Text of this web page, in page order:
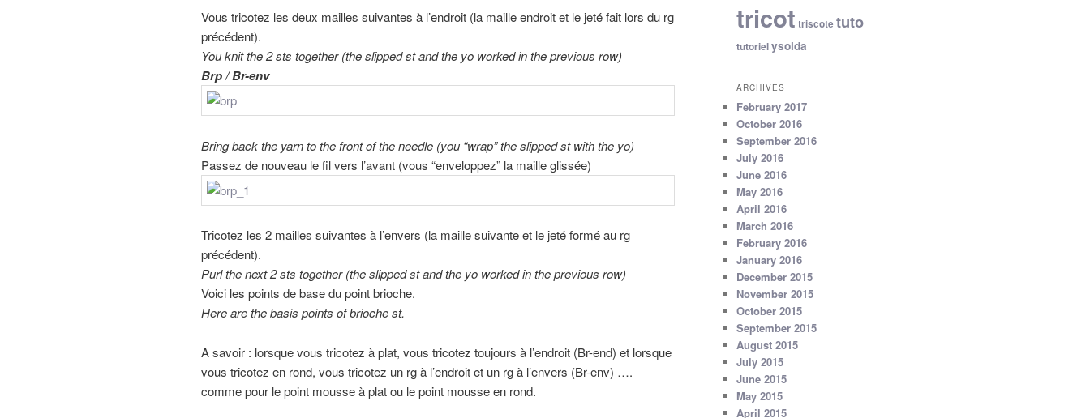
Vous tricotez les deux mailles suivantes à l’endroit (la maille endroit et le jeté fait lors du rg
précédent).
You knit the 2 sts together (the slipped st and the yo worked in the previous row)
Brp / Br-env
Bring back the yarn to the front of the needle (you “wrap” the slipped st with the yo)
Passez de nouveau le fil vers l’avant (vous “enveloppez” la maille glissée)
Tricotez les 2 mailles suivantes à l’envers (la maille suivante et le jeté formé au rg
précédent).
Purl the next 2 sts together (the slipped st and the yo worked in the previous row)
Voici les points de base du point brioche.
Here are the basis points of brioche st.
A savoir : lorsque vous tricotez à plat, vous tricotez toujours à l’endroit (Br-end) et lorsque
vous tricotez en rond, vous tricotez un rg à l’endroit et un rg à l’envers (Br-env) ….
comme pour le point mousse à plat ou le point mousse en rond.
tricot triscote tuto
tutorielysolda
ARCHIVES
February 2017
October 2016
September 2016
July 2016
June 2016
May 2016
April 2016
March 2016
February 2016
January 2016
December 2015
November 2015
October 2015
September 2015
August 2015
July 2015
June 2015
May 2015
April 2015